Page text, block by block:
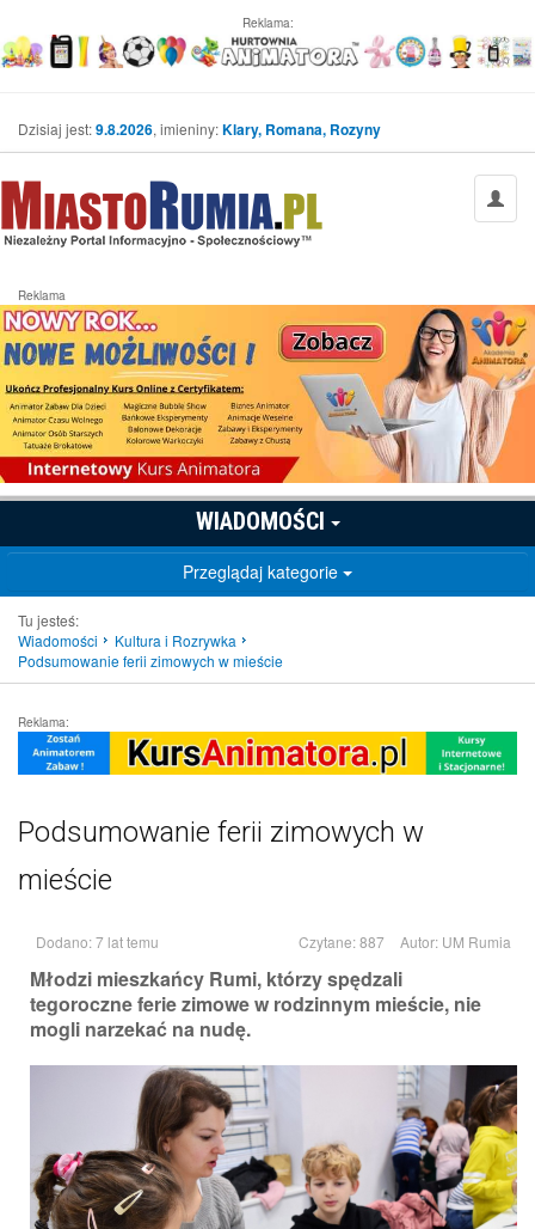
Reklama:
Dzisiaj jest:9.8.2026, imieniny:Klary, Romana, Rozyny
Reklama
WIADOMOŚCI
Przeglądaj kategorie
Tu jesteś:
Wiadomości
Kultura i Rozrywka
Podsumowanie ferii zimowych w mieście
Reklama:
Podsumowanie ferii zimowych w
mieście
Dodano: 7 lat temu Czytane: 887 Autor: UM Rumia
Młodzi mieszkańcy Rumi, którzy spędzali
tegoroczne ferie zimowe w rodzinnym mieście, nie
mogli narzekać na nudę.